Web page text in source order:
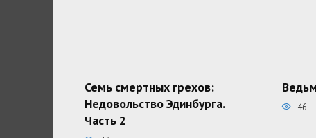
Семь смертных грехов:
Недовольство Эдинбурга.
Часть 2
46